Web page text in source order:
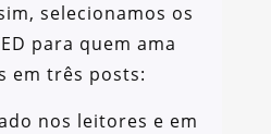
selecionamos os
para quem ama
em três posts:
nos leitores e em